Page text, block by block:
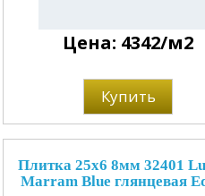
Цена: 4342/м2
Купить
Плитка 25x6 8мм 32401
Marram Blue глянцевая